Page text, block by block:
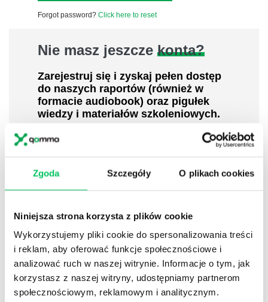
Zgoda Szczegóły O plikach cookies
Niniejsza strona korzysta z plików cookie
Wykorzystujemy pliki cookie do spersonalizowania treści
i reklam, aby oferować funkcje społecznościowe i
analizować ruch w naszej witrynie. Informacje o tym, jak
korzystasz z naszej witryny, udostępniamy partnerom
społecznościowym, reklamowym i analitycznym.
Forgot password? Click here to reset
Nie masz jeszcze konta?
Zarejestruj się i zyskaj pełen dostęp
do naszych raportów (również w
formacie audiobook) oraz pigułek
wiedzy i materiałów szkoleniowych.
uznanych ekspertów i praktyków w
sprzedaży, zarządzania projektami czy
40 filmów edukacyjnych
14h nagrań raportów w wersji audiobook
i wiele więcej
Nowy użytkownik?
Zarejestruj się